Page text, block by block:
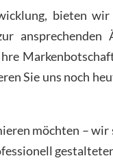
bieten
Sie uns noch
möchten –